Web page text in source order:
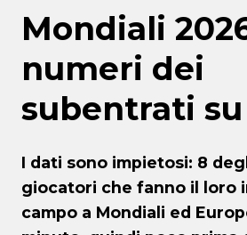
Mondiali
numeri dei
subentrati
I dati sono impietosi: 8
giocatori che fanno il loro
campo a Mondiali ed